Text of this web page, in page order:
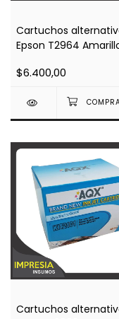
Cartuchos
Epson T2964
Xp431)
$6.400,00
Cartuchos